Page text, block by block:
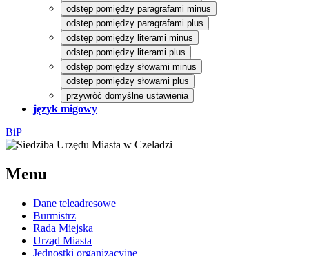
odstęp pomiędzy paragrafami minus
odstęp pomiędzy paragrafami plus
odstęp pomiędzy literami minus
odstęp pomiędzy literami plus
odstęp pomiędzy słowami minus
odstęp pomiędzy słowami plus
przywróć domyślne ustawienia
język migowy
BiP
Menu
Dane teleadresowe
Burmistrz
Rada Miejska
Urząd Miasta
Jednostki organizacyjne